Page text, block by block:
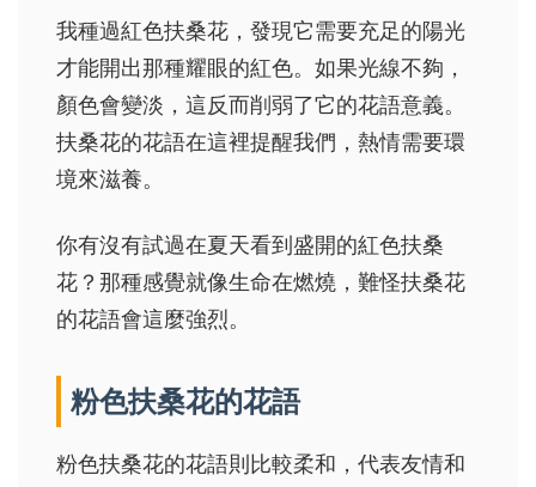
我種過紅色扶桑花，發現它需要充足的陽光
才能開出那種耀眼的紅色。如果光線不夠，
顏色會變淡，這反而削弱了它的花語意義。
扶桑花的花語在這裡提醒我們，熱情需要環
境來滋養。
你有沒有試過在夏天看到盛開的紅色扶桑
花？那種感覺就像生命在燃燒，難怪扶桑花
的花語會這麼強烈。
粉色扶桑花的花語
粉色扶桑花的花語則比較柔和，代表友情和